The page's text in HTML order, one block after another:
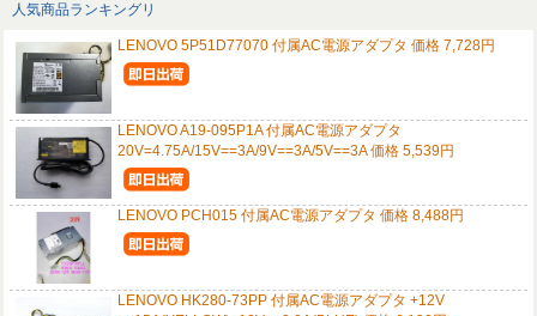
人気商品ランキングリ
LENOVO 5P51D77070 付属AC電源アダプタ 価格 7,728円
LENOVO A19-095P1A 付属AC電源アダプタ
20V=4.75A/15V==3A/9V==3A/5V==3A 価格 5,539円
LENOVO PCH015 付属AC電源アダプタ 価格 8,488円
LENOVO HK280-73PP 付属AC電源アダプタ +12V